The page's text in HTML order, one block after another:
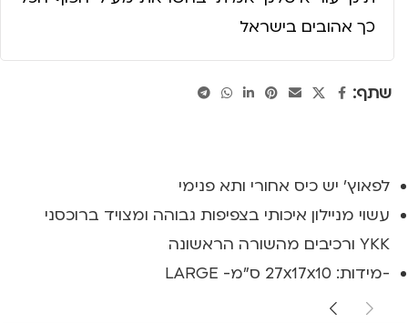
כך אהובים בישראל
שתף:
לפאוץ' יש כיס אחורי ותא פנימי
עשוי מניילון איכותי בצפיפות גבוהה ומצויד ברוכסני
YKK ורכיבים מהשורה הראשונה
-מידות: 27x17x10 ס"מ- LARGE